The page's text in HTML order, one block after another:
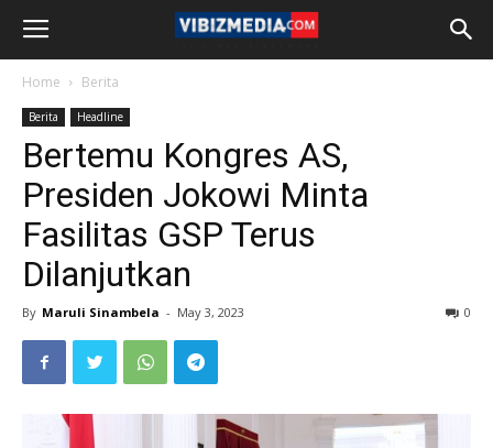
Home Berita
Berita Headline
Bertemu Kongres AS,
Presiden Jokowi Minta
Fasilitas GSP Terus
Dilanjutkan
By Maruli Sinambela - May 3, 2023 0